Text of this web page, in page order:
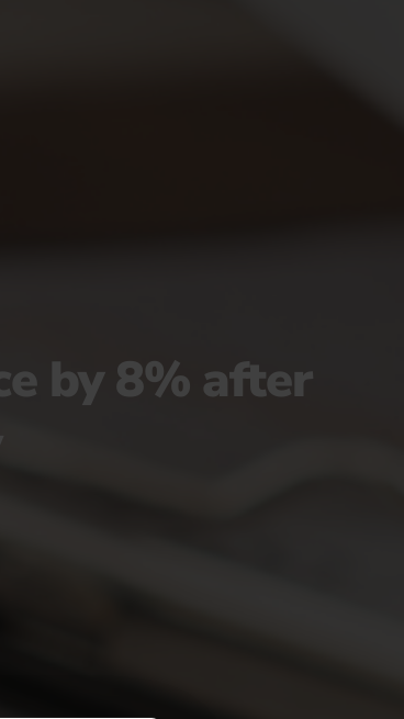
by 8% after